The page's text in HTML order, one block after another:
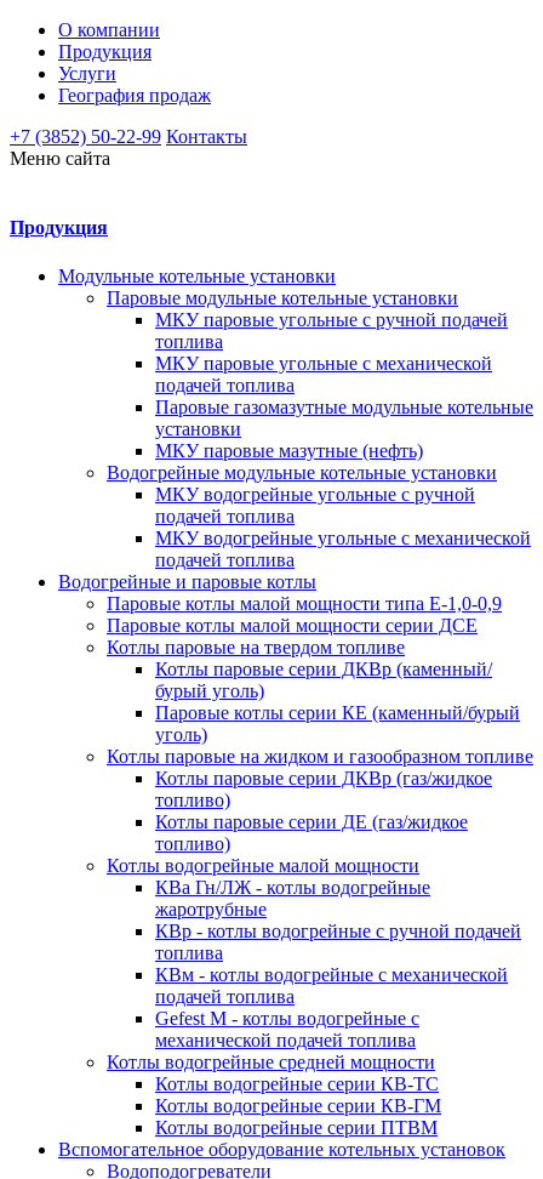
О компании
Продукция
Услуги
География продаж
+7 (3852) 50-22-99 Контакты
Меню сайта
Продукция
Модульные котельные установки
Паровые модульные котельные установки
МКУ паровые угольные с ручной подачей
топлива
МКУ паровые угольные с механической
подачей топлива
Паровые газомазутные модульные котельные
установки
МКУ паровые мазутные (нефть)
Водогрейные модульные котельные установки
МКУ водогрейные угольные с ручной
подачей топлива
МКУ водогрейные угольные с механической
подачей топлива
Водогрейные и паровые котлы
Паровые котлы малой мощности типа Е-1,0-0,9
Паровые котлы малой мощности серии ДСЕ
Котлы паровые на твердом топливе
Котлы паровые серии ДКВр (каменный/
бурый уголь)
Паровые котлы серии КЕ (каменный/бурый
уголь)
Котлы паровые на жидком и газообразном топливе
Котлы паровые серии ДКВр (газ/жидкое
топливо)
Котлы паровые серии ДЕ (газ/жидкое
топливо)
Котлы водогрейные малой мощности
КВа Гн/ЛЖ - котлы водогрейные
жаротрубные
КВр - котлы водогрейные с ручной подачей
топлива
КВм - котлы водогрейные с механической
подачей топлива
Gefest M - котлы водогрейные с
механической подачей топлива
Котлы водогрейные средней мощности
Котлы водогрейные серии КВ-ТС
Котлы водогрейные серии КВ-ГМ
Котлы водогрейные серии ПТВМ
Вспомогательное оборудование котельных установок
Водоподогреватели